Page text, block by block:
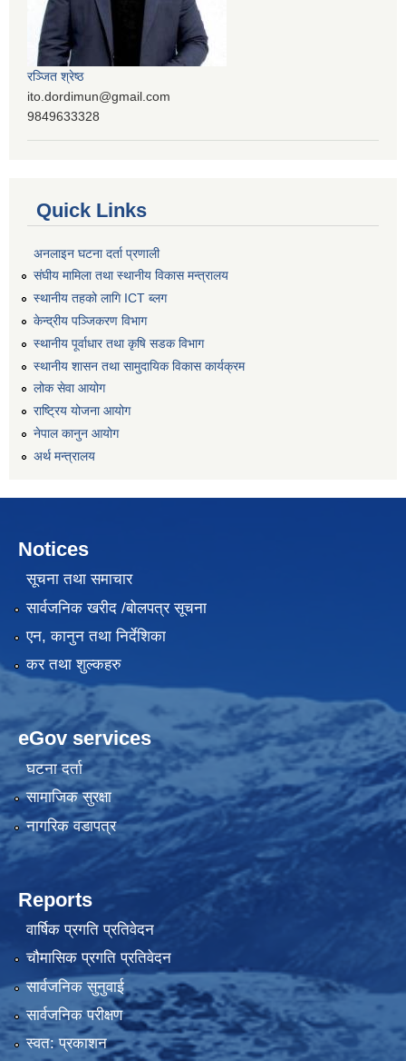
रञ्‍जित श्रेष्ठ
ito.dordimun@gmail.com
9849633328
Quick Links
अनलाइन घटना दर्ता प्रणाली
संघीय मामिला तथा स्थानीय विकास मन्त्रालय
स्थानीय तहको लागि ICT ब्लग
केन्द्रीय पञ्जिकरण विभाग
स्थानीय पूर्वाधार तथा कृषि सडक विभाग
स्थानीय शासन तथा सामुदायिक विकास कार्यक्रम
लोक सेवा आयोग
राष्ट्रिय योजना आयोग
नेपाल कानुन आयोग
अर्थ मन्त्रालय
Notices
सूचना तथा समाचार
सार्वजनिक खरीद /बोलपत्र सूचना
एन, कानुन तथा निर्देशिका
कर तथा शुल्कहरु
eGov services
घटना दर्ता
सामाजिक सुरक्षा
नागरिक वडापत्र
Reports
वार्षिक प्रगति प्रतिवेदन
चौमासिक प्रगति प्रतिवेदन
सार्वजनिक सुनुवाई
सार्वजनिक परीक्षण
स्वत: प्रकाशन